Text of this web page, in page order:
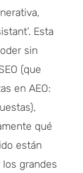
Esta
sin
(que
en AEO:
qué
están
grandes